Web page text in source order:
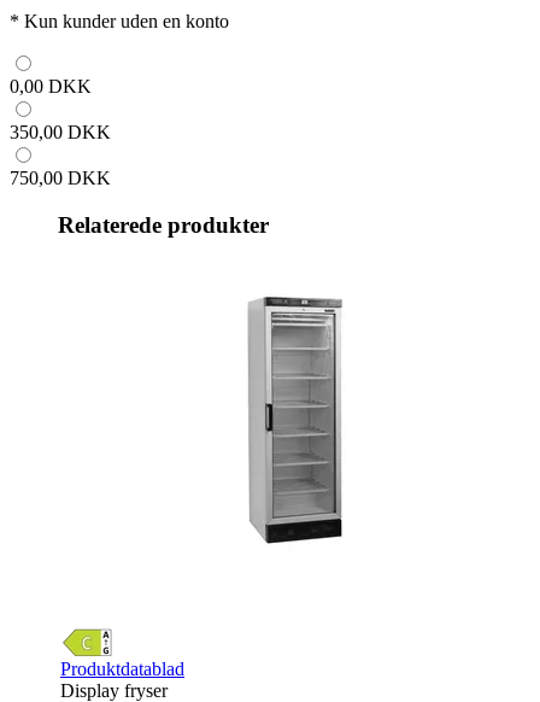
* Kun kunder uden en konto
0,00 DKK
350,00 DKK
750,00 DKK
Relaterede produkter
Produktdatablad
Display fryser